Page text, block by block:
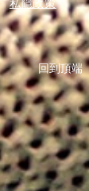
私隱政策
回到頂端